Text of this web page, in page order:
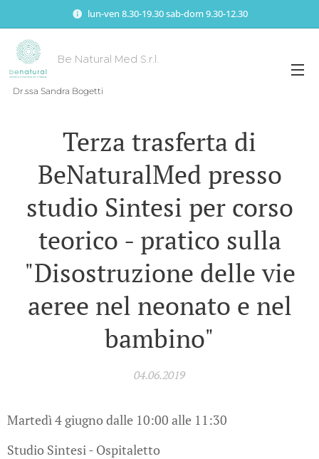
lun-ven 8.30-19.30 sab-dom 9.30-12.30
Be Natural Med S.r.l.
Dr.ssa Sandra Bogetti
Terza trasferta di
BeNaturalMed presso
studio Sintesi per corso
teorico - pratico sulla
"Disostruzione delle vie
aeree nel neonato e nel
bambino"
04.06.2019
Martedì 4 giugno dalle 10:00 alle 11:30
Studio Sintesi - Ospitaletto